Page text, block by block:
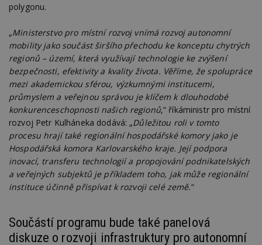
polygonu.
„Ministerstvo pro místní rozvoj vnímá rozvoj autonomní
mobility jako součást širšího přechodu ke konceptu chytrých
regionů – území, která využívají technologie ke zvýšení
bezpečnosti, efektivity a kvality života. Věříme, že spolupráce
mezi akademickou sférou, výzkumnými institucemi,
průmyslem a veřejnou správou je klíčem k dlouhodobé
konkurenceschopnosti našich regionů,“ říkáministr pro místní
rozvoj Petr Kulháneka dodává: „Důležitou roli v tomto
procesu hrají také regionální hospodářské komory jako je
Hospodářská komora Karlovarského kraje. Její podpora
inovací, transferu technologií a propojování podnikatelských
a veřejných subjektů je příkladem toho, jak může regionální
instituce účinně přispívat k rozvoji celé země.“
Součástí programu bude také panelová
diskuze o rozvoji infrastruktury pro autonomní